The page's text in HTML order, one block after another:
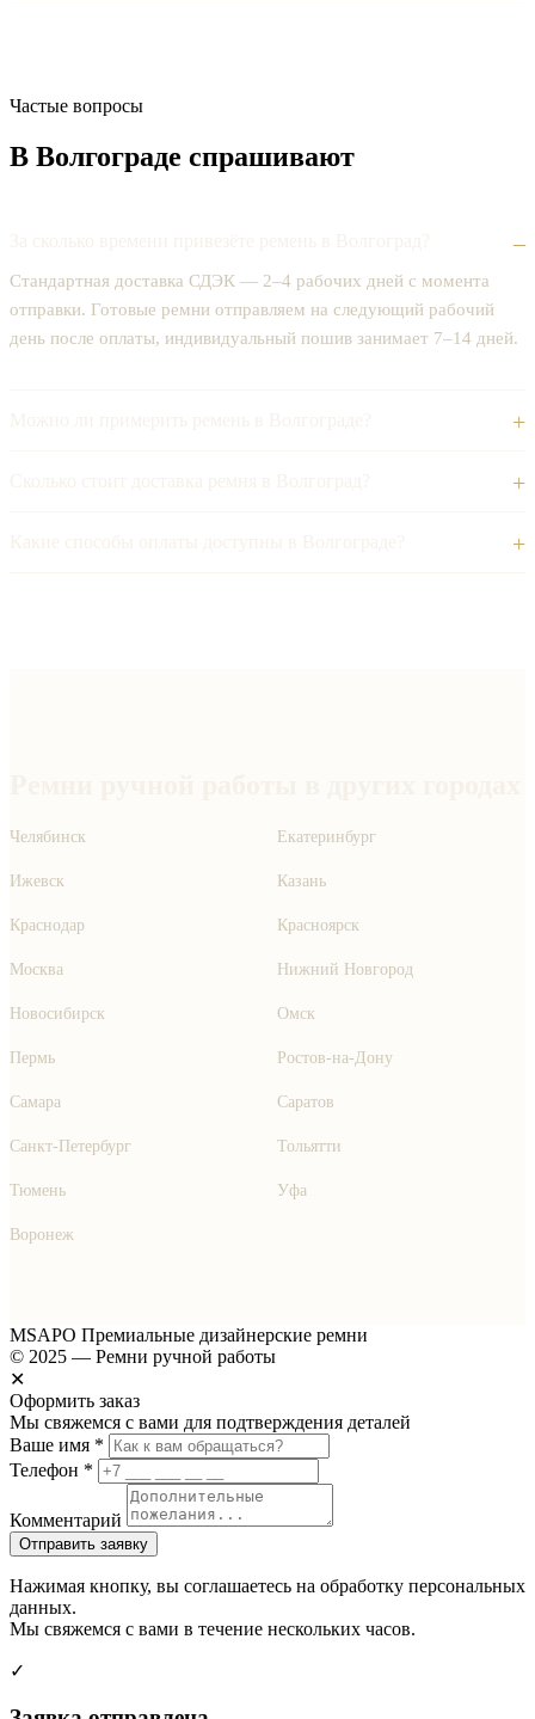
Частые вопросы
В Волгограде спрашивают
Стандартная доставка СДЭК — 2–4 рабочих дней с момента
отправки. Готовые ремни отправляем на следующий рабочий
день после оплаты, индивидуальный пошив занимает 7–14 дней.
Челябинск Екатеринбург
Ижевск Казань
Краснодар Красноярск
Москва Нижний Новгород
Новосибирск Омск
Пермь Ростов-на-Дону
Самара Саратов
Санкт-Петербург Тольятти
Тюмень Уфа
Воронеж
MSAPO Премиальные дизайнерские ремни
© 2025 — Ремни ручной работы
✕
Оформить заказ
Мы свяжемся с вами для подтверждения деталей
Ваше имя *
Телефон *
Комментарий
Отправить заявку
Нажимая кнопку, вы соглашаетесь на обработку персональных
данных.
Мы свяжемся с вами в течение нескольких часов.
✓